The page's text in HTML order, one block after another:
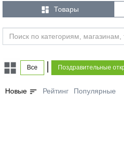
 Товары
Все Поздравительные
Новые sort Рейтинг Популярные